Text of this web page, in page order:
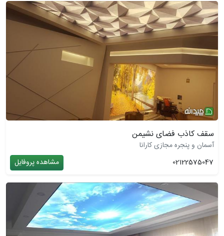
سقف کاذب فضای نشیمن
آسمان و پنجره مجازی کارانا
02122575047
مشاهده پروفایل